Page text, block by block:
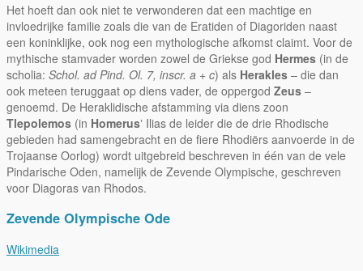
Het hoeft dan ook niet te verwonderen dat een machtige en
invloedrijke familie zoals die van de Eratiden of Diagoriden naast
een koninklijke, ook nog een mythologische afkomst claimt. Voor de
mythische stamvader worden zowel de Griekse god Hermes (in de
scholia: Schol. ad Pind. Ol. 7, inscr. a + c) als Herakles – die dan
ook meteen teruggaat op diens vader, de oppergod Zeus –
genoemd. De Heraklidische afstamming via diens zoon
Tlepolemos (in Homerusʼ Ilias de leider die de drie Rhodische
gebieden had samengebracht en de fiere Rhodiërs aanvoerde in de
Trojaanse Oorlog) wordt uitgebreid beschreven in één van de vele
Pindarische Oden, namelijk de Zevende Olympische, geschreven
voor Diagoras van Rhodos.
Zevende Olympische Ode
Wikimedia